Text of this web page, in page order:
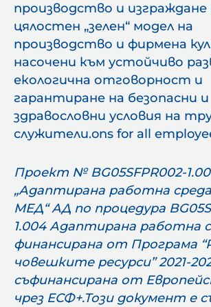
производство и изграждане
цялостен „зелен“ модел на
производство и фирмена
насочени към устойчиво
екологична отговорност и
гарантиране на безопасни и
здравословни условия на
служители.ons for all
Проект № BG05SFPR002-
„Адаптирана работна
МЕД“ АД по процедура
1.004 Адаптирана работна
финансирана от Програма
човешките ресурси” 2021-
съфинансирана от
чрез ЕСФ+.Този документ е